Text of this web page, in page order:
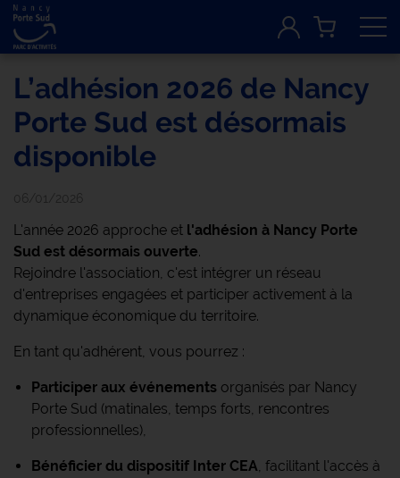
L’adhésion 2026 de Nancy
Porte Sud est désormais
disponible
L'année 2026 approche et l'adhésion à Nancy Porte
Sud est désormais ouverte.
Rejoindre l'association, c'est intégrer un réseau
d'entreprises engagées et participer activement à la
dynamique économique du territoire.
En tant qu'adhérent, vous pourrez :
Participer aux événements organisés par Nancy
Porte Sud (matinales, temps forts, rencontres
professionnelles),
Bénéficier du dispositif Inter CEA, facilitant l'accès à